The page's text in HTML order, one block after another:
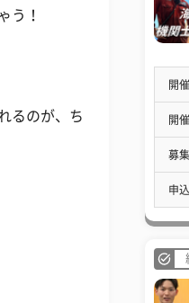
う！
るのが、ち
開
開
募
申